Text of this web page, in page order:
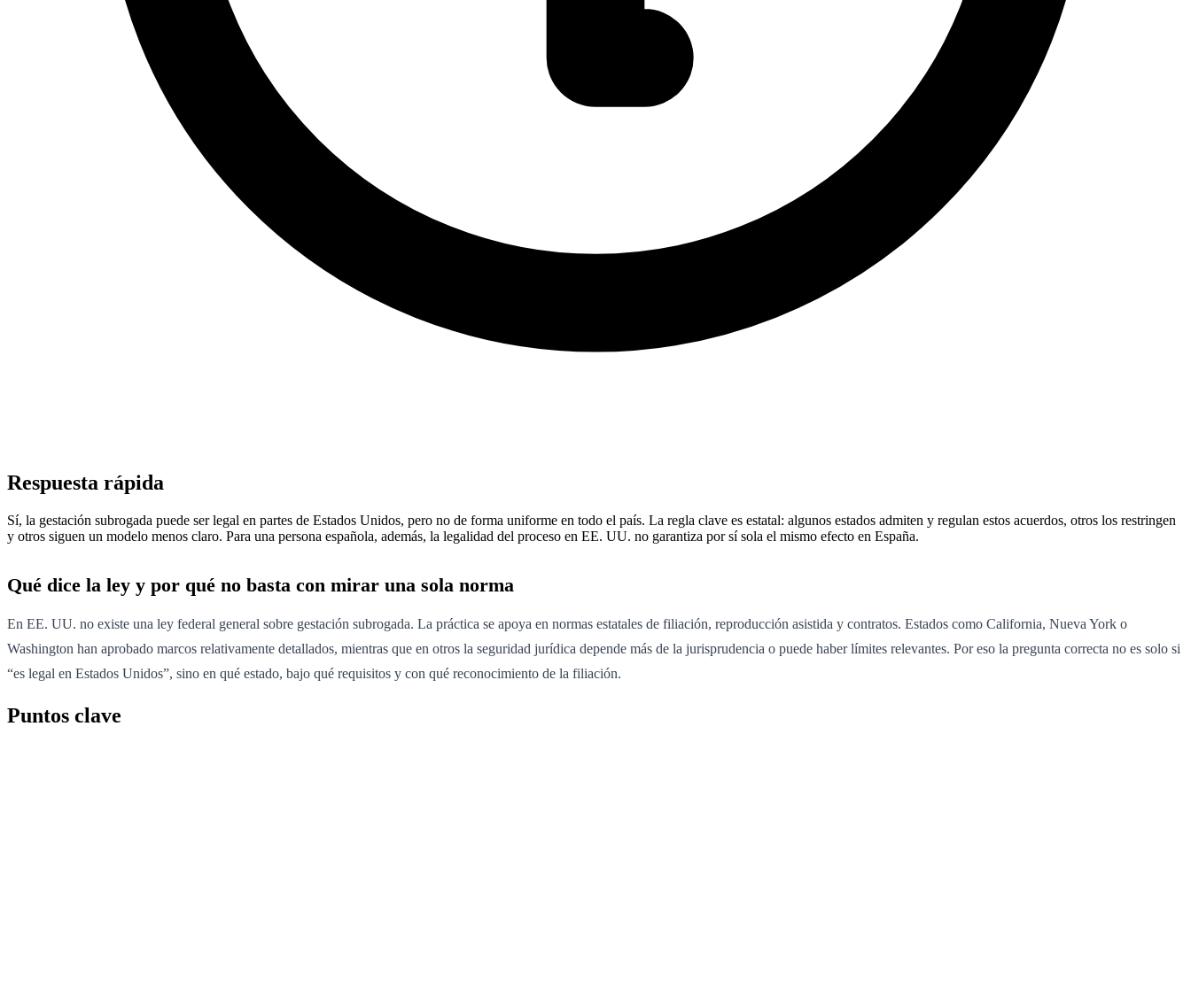
Respuesta rápida
Sí, la gestación subrogada puede ser legal en partes de Estados Unidos, pero no de forma uniforme en todo el país. La regla clave es estatal: algunos estados admiten y regulan estos acuerdos, otros los restringen
y otros siguen un modelo menos claro. Para una persona española, además, la legalidad del proceso en EE. UU. no garantiza por sí sola el mismo efecto en España.
Qué dice la ley y por qué no basta con mirar una sola norma
En EE. UU. no existe una ley federal general sobre gestación subrogada. La práctica se apoya en normas estatales de filiación, reproducción asistida y contratos. Estados como California, Nueva York o
Washington han aprobado marcos relativamente detallados, mientras que en otros la seguridad jurídica depende más de la jurisprudencia o puede haber límites relevantes. Por eso la pregunta correcta no es solo si
“es legal en Estados Unidos”, sino en qué estado, bajo qué requisitos y con qué reconocimiento de la filiación.
Puntos clave